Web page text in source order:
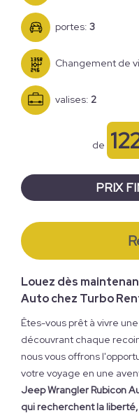
portes: 3
Changement de
valises: 2
de
PRIX
Louez dès
Auto chez Turbo
Êtes-vous prêt à vivre
découvrant chaque
nous vous offrons
votre voyage en une
Jeep Wrangler Rubicon
qui recherchent la